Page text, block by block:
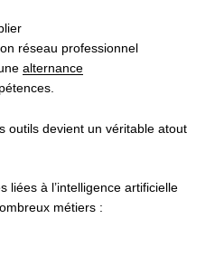
réseau professionnel
alternance
outils devient un véritable atout
liées à l’intelligence artificielle
métiers :